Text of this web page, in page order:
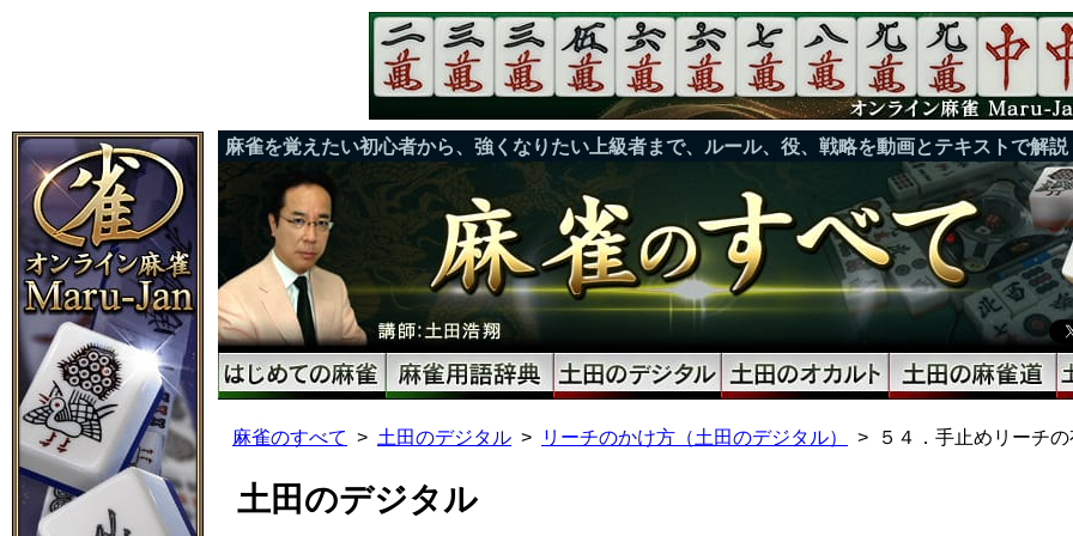
麻雀を覚えたい初心者から、強くなりたい上級者まで、ルール、役、戦略を動画とテキストで解説
麻雀のすべて 土田のデジタル リーチのかけ方（土田のデジタル） ５４．手止めリーチ
土田のデジタル